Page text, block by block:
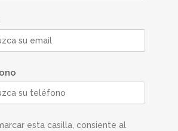
esta casilla, consiente al